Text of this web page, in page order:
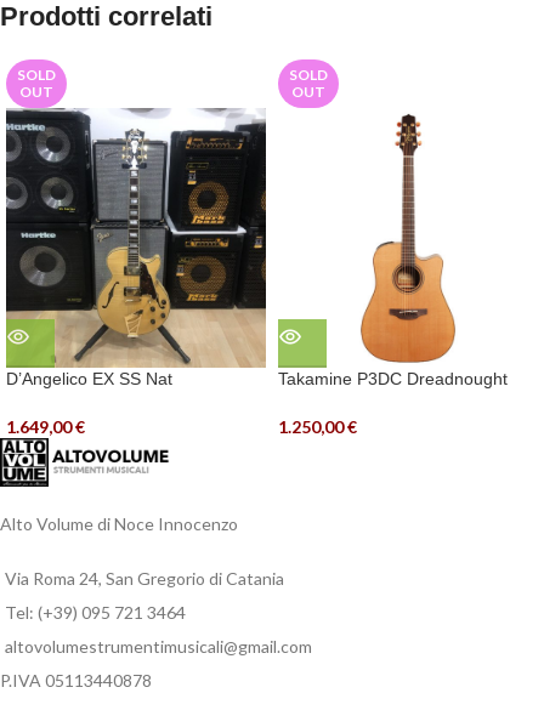
Prodotti correlati
SOLD
OUT
D’Angelico EX SS Nat
1.649,00€
SOLD
OUT
Takamine P3DC Dreadnought
1.250,00€
Alto Volume di Noce Innocenzo
Via Roma 24, San Gregorio di Catania
Tel: (+39) 095 721 3464
altovolumestrumentimusicali@gmail.com
P.IVA 05113440878